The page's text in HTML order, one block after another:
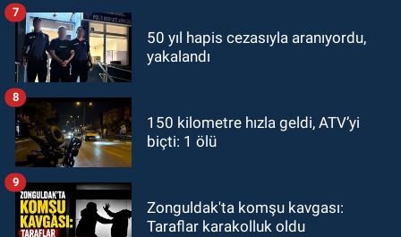
50 yıl hapis cezasıyla aranıyordu,
yakalandı
7
150 kilometre hızla geldi, ATV’yi
biçti: 1 ölü
8
Zonguldak'ta komşu kavgası:
Taraflar karakolluk oldu
9